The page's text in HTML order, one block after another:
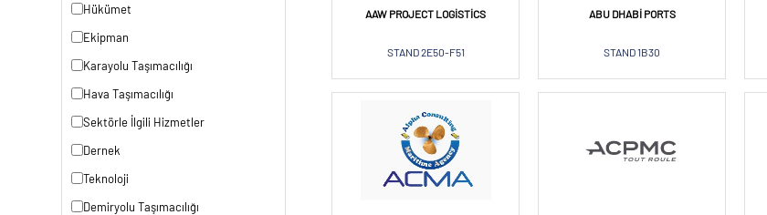
Hükümet
Ekipman
Karayolu Taşımacılığı
Hava Taşımacılığı
Sektörle İlgili Hizmetler
Dernek
Teknoloji
Demiryolu Taşımacılığı
AAW PROJECT LOGISTICS
STAND 2E50-F51
ABU DHABI PORTS
STAND 1B30